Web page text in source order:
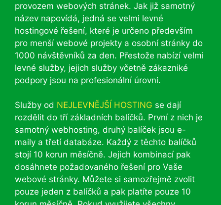
provozem webových stránek. Jak již samotný
název napovídá, jedná se velmi levné
hostingové řešení, které je určeno především
pro menší webové projekty a osobní stránky do
1000 návštěvníků za den. Přestože nabízí velmi
levné služby, jejich služby včetně zákazniké
podpory jsou na profesionální úrovni.
Služby od NEJLEVNĚJŠÍ HOSTING se dají
rozdělit do tří základních balíčků. První z nich je
samotný webhosting, druhý balíček jsou e-
maily a třetí databáze. Každý z těchto balíčků
stojí 10 korun měsíčně. Jejich kombinací pak
dosáhnete požadovaného řešení pro Vaše
webové stránky. Můžete si samozřejmě zvolit
pouze jeden z balíčků a pak platíte pouze 10